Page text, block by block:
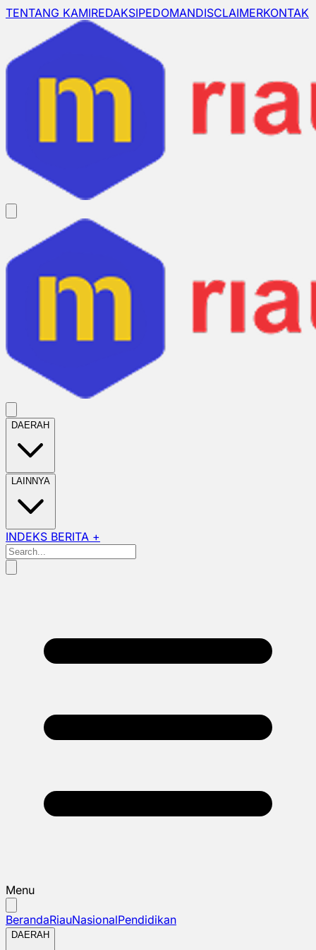
TENTANG KAMIREDAKSIPEDOMANDISCLAIMERKONTAK
DAERAH
LAINNYA
INDEKS BERITA +
Menu
BerandaRiauNasionalPendidikan
DAERAH